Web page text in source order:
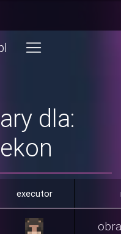
dla:
executor